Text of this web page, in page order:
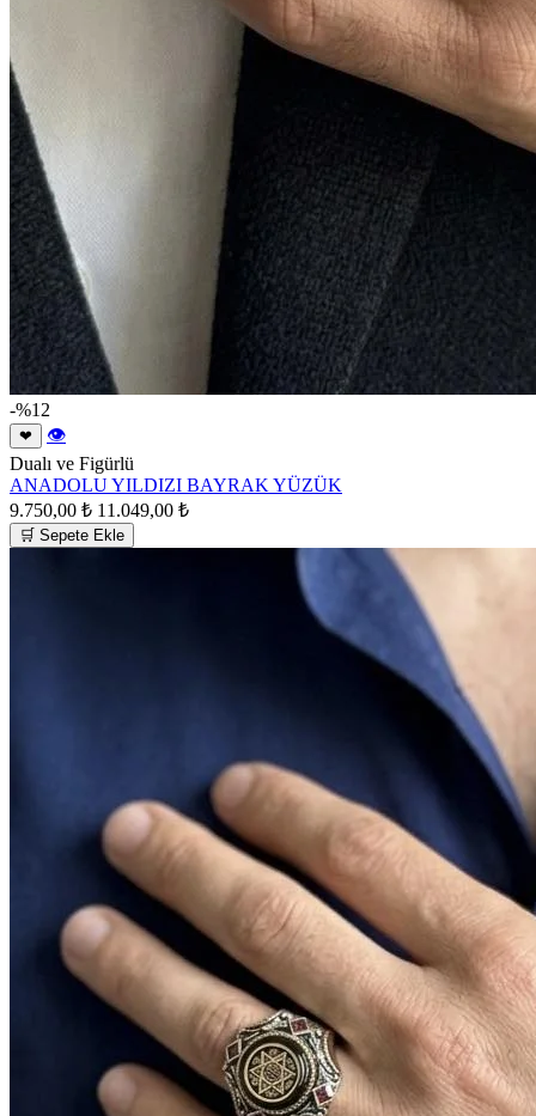
-%12
❤
👁
Dualı ve Figürlü
ANADOLU YILDIZI BAYRAK YÜZÜK
9.750,00 ₺ 11.049,00 ₺
🛒 Sepete Ekle